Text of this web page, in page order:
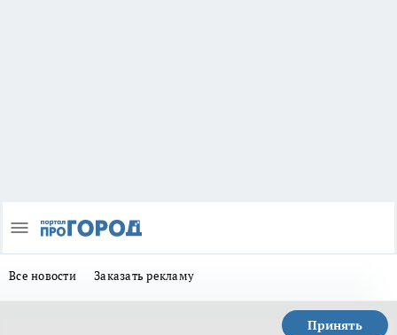
Все новости Заказать рекламу
Принять